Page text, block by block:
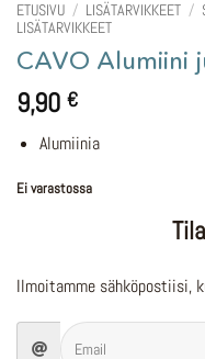
ETUSIVU / LISÄTARVIKKEET /
LISÄTARVIKKEET
CAVO Alumiini
9,90 €
Alumiinia
Ei varastossa
Ilmoitamme sähköpostiisi,